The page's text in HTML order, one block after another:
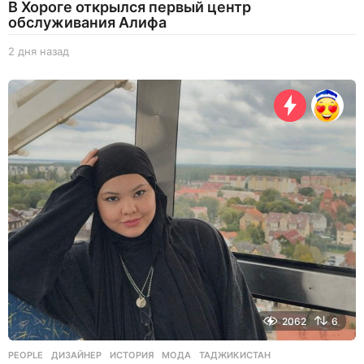
В Хороге открылся первый центр
обслуживания Алифа
2 дня назад
н
я
н
а
а
д
2062 6
PEOPLE ДИЗАЙНЕР ,ИСТОРИЯ ,МОДА ,ТАДЖИКИСТАН